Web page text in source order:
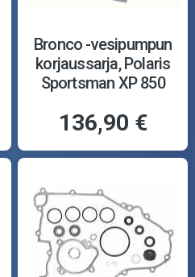
Bronco -vesipumpun
korjaussarja, Polaris
Sportsman XP 850
136,90 €